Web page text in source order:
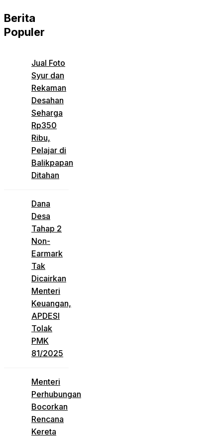
Berita
Populer
Jual Foto
Syur dan
Rekaman
Desahan
Seharga
Rp350
Ribu,
Pelajar di
Balikpapan
Ditahan
Dana
Desa
Tahap 2
Non-
Earmark
Tak
Dicairkan
Menteri
Keuangan,
APDESI
Tolak
PMK
81/2025
Menteri
Perhubungan
Bocorkan
Rencana
Kereta